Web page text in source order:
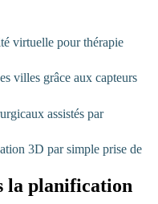
virtuelle pour thérapie
villes grâce aux capteurs
assistés par
3D par simple prise de
la planification